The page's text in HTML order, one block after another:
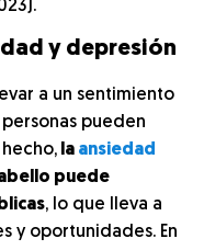
y depresión
a un sentimiento
pueden
la ansiedad
puede
, lo que lleva a
y oportunidades. En